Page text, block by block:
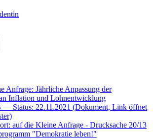
Anfrage: Jährliche Anpassung der
Inflation und Lohnentwicklung
— Status: 22.11.2021 (Dokument, Link öffnet
auf die Kleine Anfrage - Drucksache 20/13
"Demokratie leben!"